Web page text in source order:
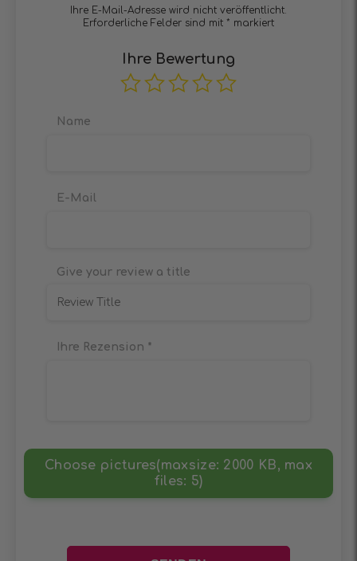
Ihre E-Mail-Adresse wird nicht veröffentlicht.
Erforderliche Felder sind mit * markiert
Give your review a title
Ihre Bewertung
Ihre Rezension *
Choose pictures(maxsize: 2000 KB, max
files: 5)
Name
E-Mail